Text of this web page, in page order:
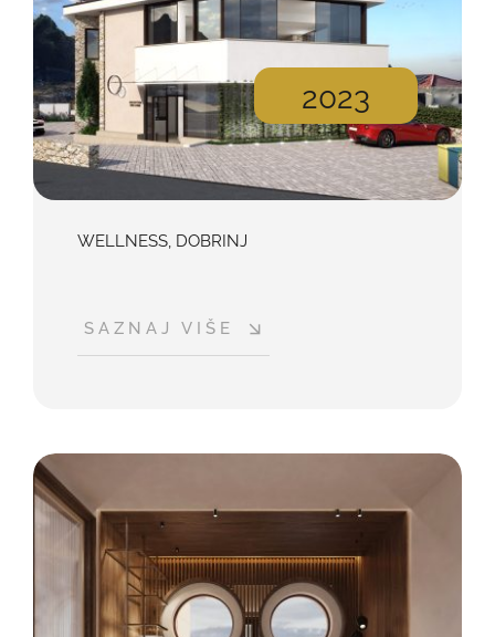
2023
WELLNESS, DOBRINJ
SAZNAJ VIŠE